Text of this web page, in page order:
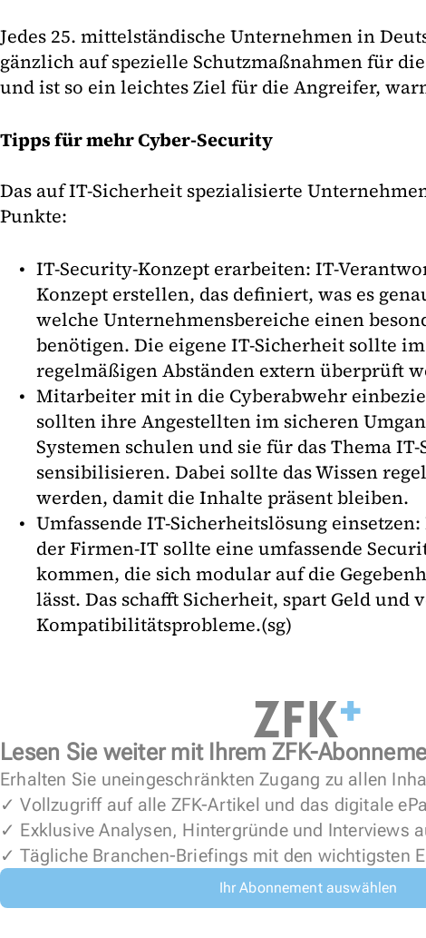
Jedes 25. mittelständische Unternehmen in
gänzlich auf spezielle Schutzmaßnahmen für
und ist so ein leichtes Ziel für die Angreifer,
Tipps für mehr Cyber-Security
Das auf IT-Sicherheit spezialisierte
Punkte:
IT-Security-Konzept erarbeiten: IT-
Konzept erstellen, das definiert, was es
welche Unternehmensbereiche einen
benötigen. Die eigene IT-Sicherheit sollte
regelmäßigen Abständen extern überprüft
Mitarbeiter mit in die Cyberabwehr
sollten ihre Angestellten im sicheren
Systemen schulen und sie für das Thema
sensibilisieren. Dabei sollte das Wissen
werden, damit die Inhalte präsent bleiben.
Umfassende IT-Sicherheitslösung
der Firmen-IT sollte eine umfassende
kommen, die sich modular auf die
lässt. Das schafft Sicherheit, spart Geld und
Kompatibilitätsprobleme.(sg)
Lesen Sie weiter mit Ihrem ZFK-
Erhalten Sie uneingeschränkten Zugang zu allen
✓ Vollzugriff auf alle ZFK-Artikel und das digitale
✓ Exklusive Analysen, Hintergründe und Interviews
✓ Tägliche Branchen-Briefings mit den wichtigsten
Ihr Abonnement auswählen